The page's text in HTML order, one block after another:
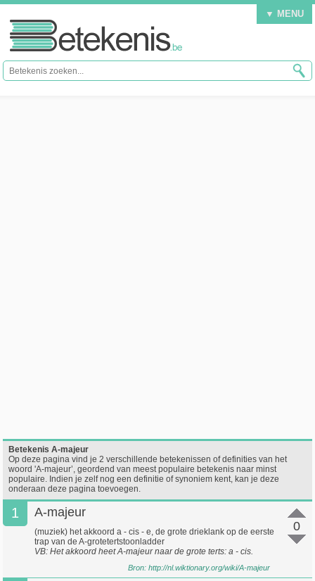
▼ MENU
Betekenis A-majeur
Op deze pagina vind je 2 verschillende betekenissen of definities van het
woord 'A-majeur’, geordend van meest populaire betekenis naar minst
populaire. Indien je zelf nog een definitie of synoniem kent, kan je deze
onderaan deze pagina toevoegen.
1
0
A-majeur
(muziek) het akkoord a - cis - e, de grote drieklank op de eerste
trap van de A-grotetertstoonladder
VB: Het akkoord heet A-majeur naar de grote terts: a - cis.
Bron: http://nl.wiktionary.org/wiki/A-majeur